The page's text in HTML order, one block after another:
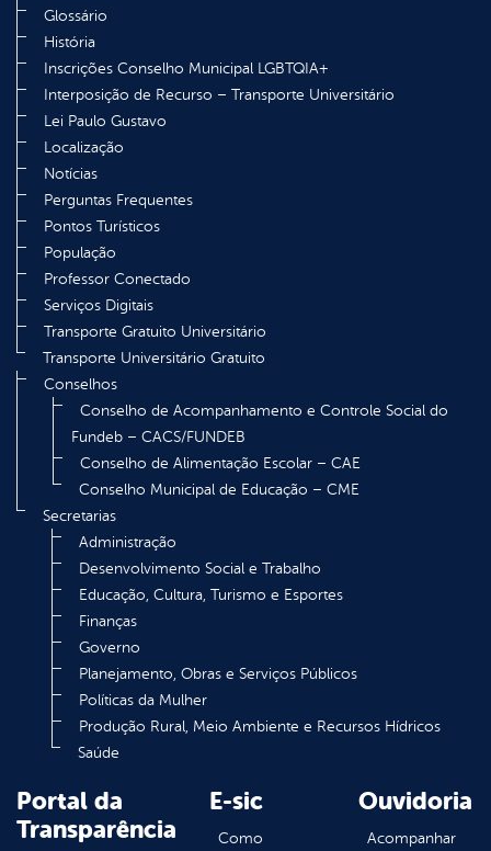
Glossário
História
Inscrições Conselho Municipal LGBTQIA+
Interposição de Recurso – Transporte Universitário
Lei Paulo Gustavo
Localização
Notícias
Perguntas Frequentes
Pontos Turísticos
População
Professor Conectado
Serviços Digitais
Transporte Gratuito Universitário
Transporte Universitário Gratuito
Conselhos
Conselho de Acompanhamento e Controle Social do
Fundeb – CACS/FUNDEB
Conselho de Alimentação Escolar – CAE
Conselho Municipal de Educação – CME
Secretarias
Administração
Desenvolvimento Social e Trabalho
Educação, Cultura, Turismo e Esportes
Finanças
Governo
Planejamento, Obras e Serviços Públicos
Políticas da Mulher
Produção Rural, Meio Ambiente e Recursos Hídricos
Saúde
Portal da
Transparência
E-sic
Como
Ouvidoria
Acompanhar